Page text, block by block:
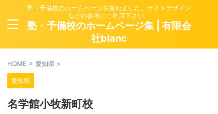
塾・予備校のホームページを集めました。サイトデザイン
などの参考にご利用下さい。
塾・予備校のホームページ集 | 有限会
社blanc
HOME > 愛知県 >
愛知県
名学館小牧新町校